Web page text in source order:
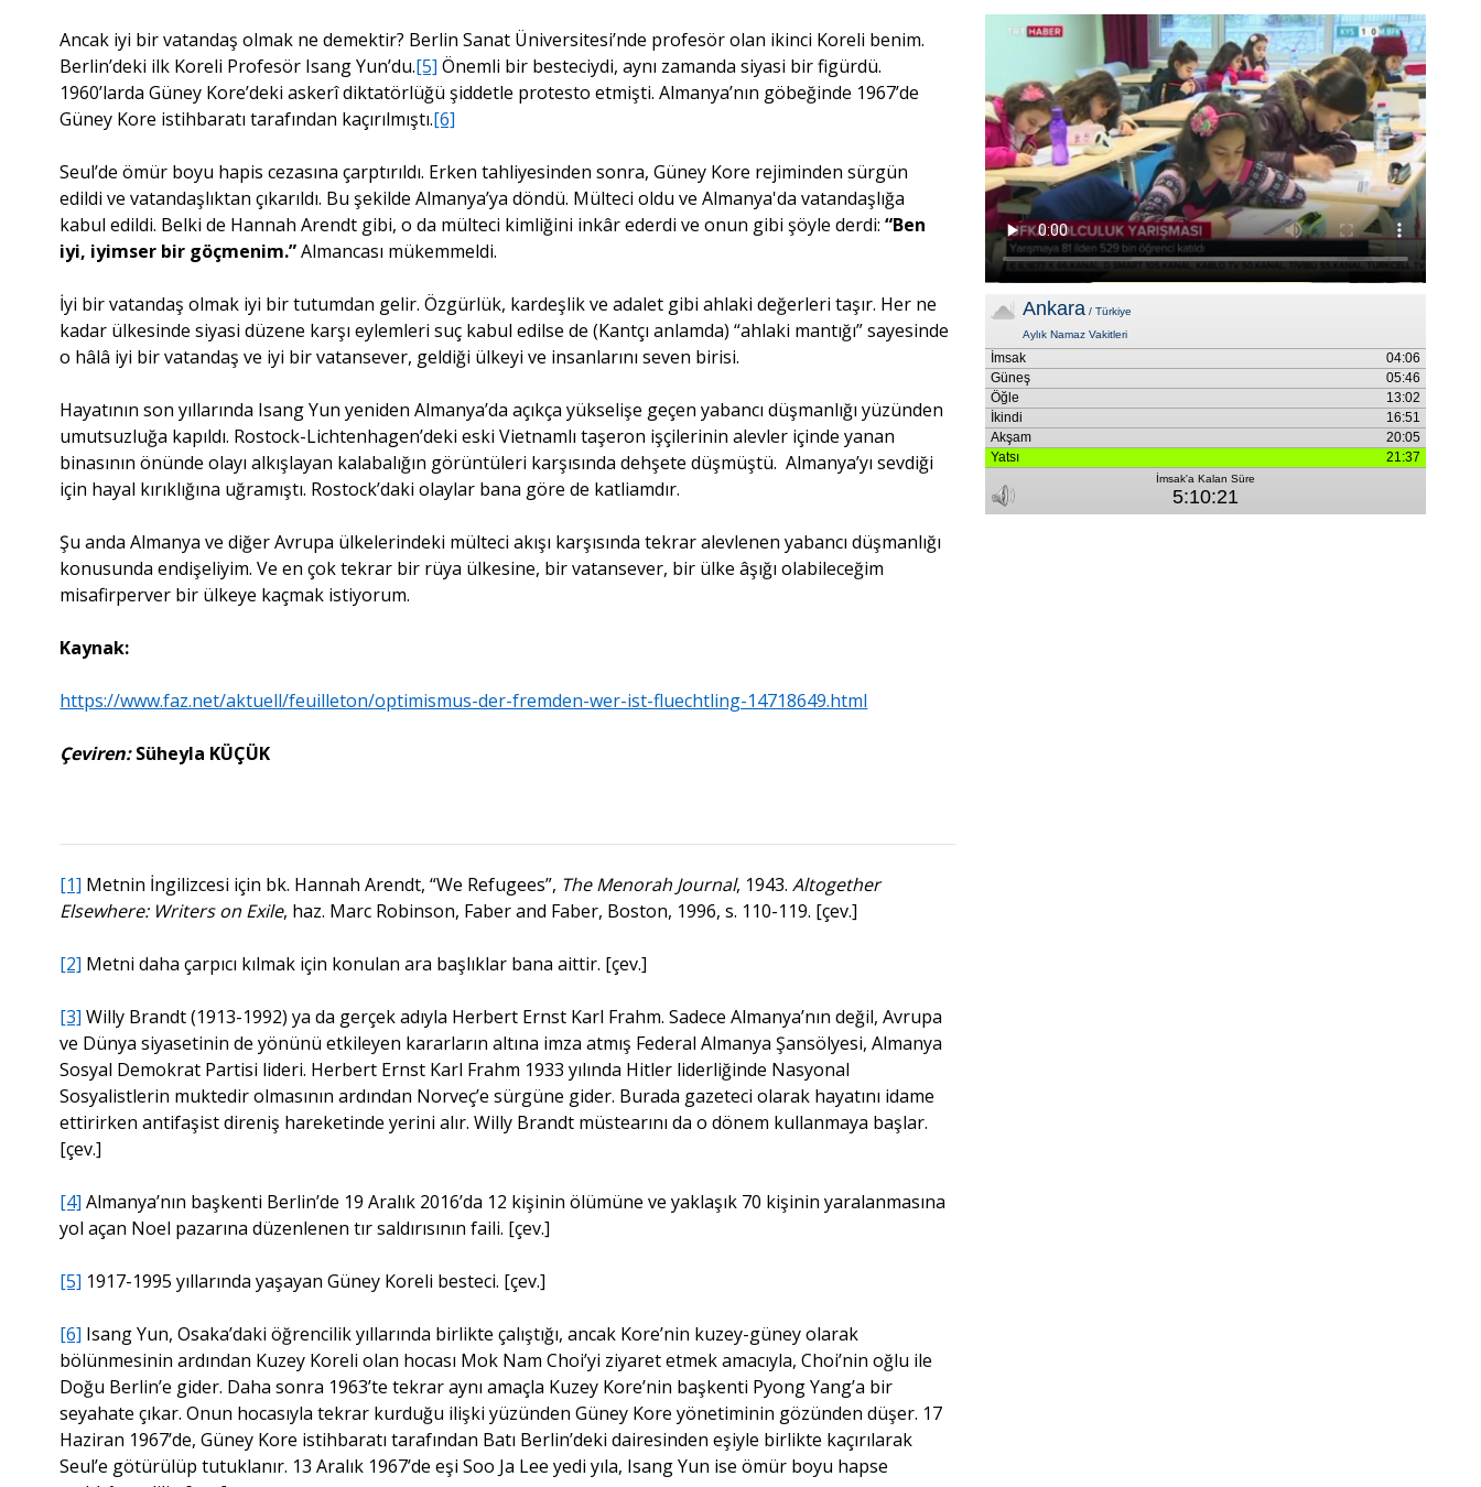
Ancak iyi bir vatandaş olmak ne demektir? Berlin Sanat Üniversitesi’nde profesör olan ikinci Koreli benim.
Berlin’deki ilk Koreli Profesör Isang Yun’du.[5] Önemli bir besteciydi, aynı zamanda siyasi bir figürdü.
1960’larda Güney Kore’deki askerî diktatörlüğü şiddetle protesto etmişti. Almanya’nın göbeğinde 1967’de
Güney Kore istihbaratı tarafından kaçırılmıştı.[6]
Seul’de ömür boyu hapis cezasına çarptırıldı. Erken tahliyesinden sonra, Güney Kore rejiminden sürgün
edildi ve vatandaşlıktan çıkarıldı. Bu şekilde Almanya’ya döndü. Mülteci oldu ve Almanya'da vatandaşlığa
kabul edildi. Belki de Hannah Arendt gibi, o da mülteci kimliğini inkâr ederdi ve onun gibi şöyle derdi:“Ben
iyi, iyimser bir göçmenim.”Almancası mükemmeldi.
İyi bir vatandaş olmak iyi bir tutumdan gelir. Özgürlük, kardeşlik ve adalet gibi ahlaki değerleri taşır. Her ne
kadar ülkesinde siyasi düzene karşı eylemleri suç kabul edilse de (Kantçı anlamda) “ahlaki mantığı” sayesinde
o hâlâ iyi bir vatandaş ve iyi bir vatansever, geldiği ülkeyi ve insanlarını seven birisi.
Hayatının son yıllarında Isang Yun yeniden Almanya’da açıkça yükselişe geçen yabancı düşmanlığı yüzünden
umutsuzluğa kapıldı. Rostock-Lichtenhagen’deki eski Vietnamlı taşeron işçilerinin alevler içinde yanan
binasının önünde olayı alkışlayan kalabalığın görüntüleri karşısında dehşete düşmüştü. Almanya’yı sevdiği
için hayal kırıklığına uğramıştı. Rostock’daki olaylar bana göre de katliamdır.
Şu anda Almanya ve diğer Avrupa ülkelerindeki mülteci akışı karşısında tekrar alevlenen yabancı düşmanlığı
konusunda endişeliyim. Ve en çok tekrar bir rüya ülkesine, bir vatansever, bir ülke âşığı olabileceğim
misafirperver bir ülkeye kaçmak istiyorum.
Kaynak:
https://www.faz.net/aktuell/feuilleton/optimismus-der-fremden-wer-ist-fluechtling-14718649.html
Çeviren:Süheyla KÜÇÜK
[1] Metnin İngilizcesi için bk. Hannah Arendt, “We Refugees”, The Menorah Journal, 1943.Altogether
Elsewhere: Writers on Exile, haz. Marc Robinson, Faber and Faber, Boston, 1996, s. 110-119. [çev.]
[2] Metni daha çarpıcı kılmak için konulan ara başlıklar bana aittir. [çev.]
[3] Willy Brandt (1913-1992) ya da gerçek adıyla Herbert Ernst Karl Frahm. Sadece Almanya’nın değil, Avrupa
ve Dünya siyasetinin de yönünü etkileyen kararların altına imza atmış Federal Almanya Şansölyesi, Almanya
Sosyal Demokrat Partisi lideri. Herbert Ernst Karl Frahm 1933 yılında Hitler liderliğinde Nasyonal
Sosyalistlerin muktedir olmasının ardından Norveç’e sürgüne gider. Burada gazeteci olarak hayatını idame
ettirirken antifaşist direniş hareketinde yerini alır. Willy Brandt müstearını da o dönem kullanmaya başlar.
[çev.]
[4] Almanya’nın başkenti Berlin’de 19 Aralık 2016’da 12 kişinin ölümüne ve yaklaşık 70 kişinin yaralanmasına
yol açan Noel pazarına düzenlenen tır saldırısının faili. [çev.]
[5] 1917-1995 yıllarında yaşayan Güney Koreli besteci. [çev.]
[6] Isang Yun, Osaka’daki öğrencilik yıllarında birlikte çalıştığı, ancak Kore’nin kuzey-güney olarak
bölünmesinin ardından Kuzey Koreli olan hocası Mok Nam Choi’yi ziyaret etmek amacıyla, Choi’nin oğlu ile
Doğu Berlin’e gider. Daha sonra 1963’te tekrar aynı amaçla Kuzey Kore’nin başkenti Pyong Yang’a bir
seyahate çıkar. Onun hocasıyla tekrar kurduğu ilişki yüzünden Güney Kore yönetiminin gözünden düşer. 17
Haziran 1967’de, Güney Kore istihbaratı tarafından Batı Berlin’deki dairesinden eşiyle birlikte kaçırılarak
Seul’e götürülüp tutuklanır. 13 Aralık 1967’de eşi Soo Ja Lee yedi yıla, Isang Yun ise ömür boyu hapse